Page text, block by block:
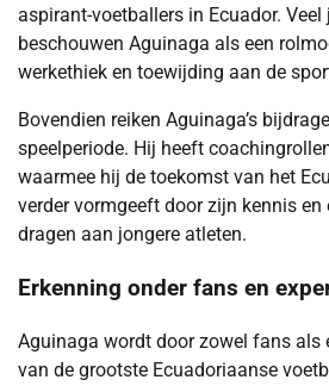
aspirant-voetballers in Ecuador. Veel
beschouwen Aguinaga als een
werkethiek en toewijding aan de
Bovendien reiken Aguinaga’s
speelperiode. Hij heeft
waarmee hij de toekomst van het
verder vormgeeft door zijn kennis en
dragen aan jongere atleten.
Erkenning onder fans en
Aguinaga wordt door zowel fans als
van de grootste Ecuadoriaanse